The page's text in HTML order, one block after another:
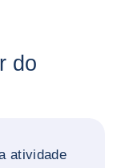
do
atividade